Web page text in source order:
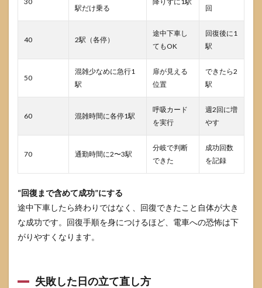
駅だけ乗る
回
40 2駅（各停）
途中下車し
てもOK
回復後に1
駅
50
混雑少なめに急行1
駅
扉が見える
位置
できたら2
駅
60 混雑時間に各停1駅
呼吸カード
を実行
週2回に増
やす
70 通勤時間に2〜3駅
分岐で判断
できた
成功回数
を記録
“回復まで含めて成功”にする
途中下車したら終わりではなく、回復できたこと自体が大き
な成功です。回復手順を身につけるほど、電車への恐怖は下
がりやすくなります。
失敗した日の立て直し方